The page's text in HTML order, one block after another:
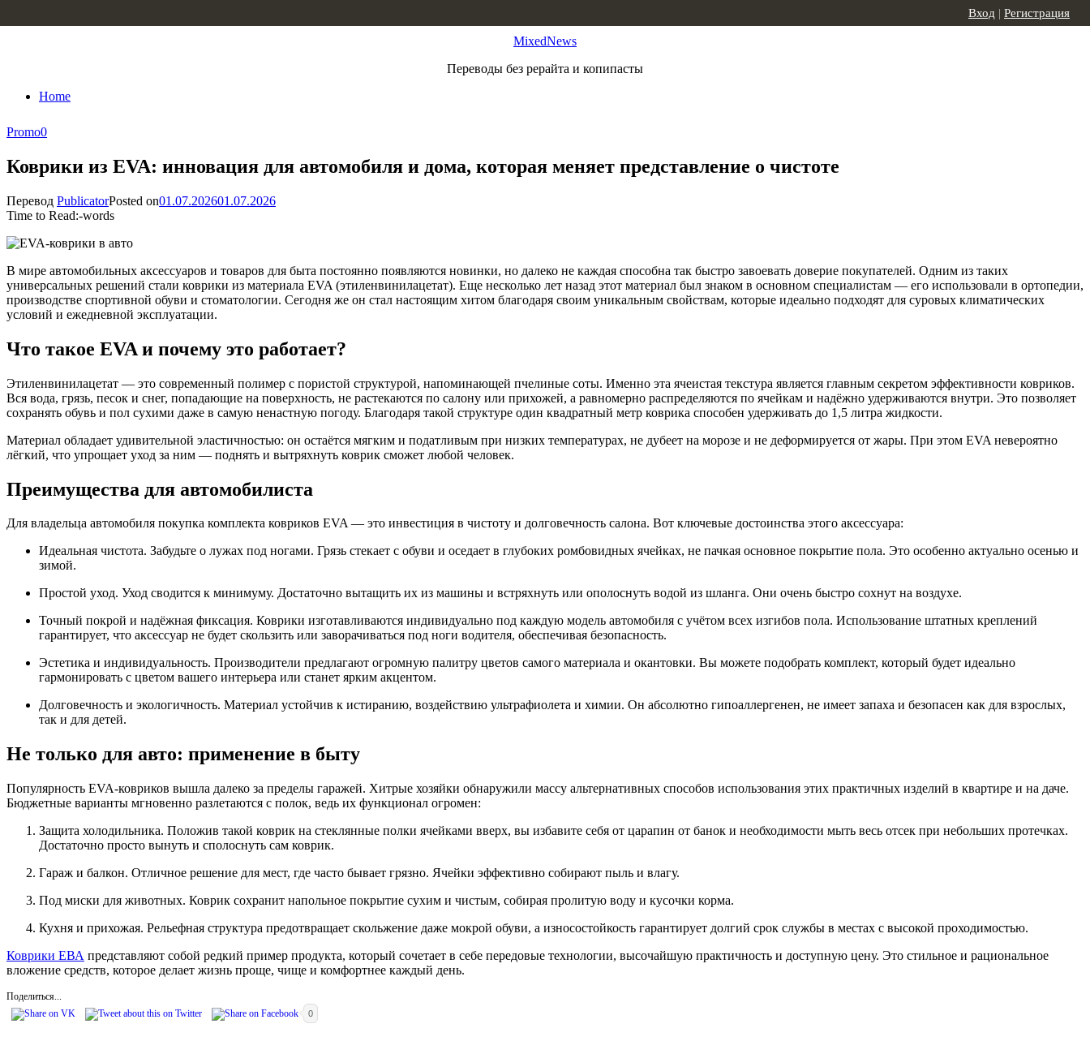
MixedNews
Переводы без рерайта и копипасты
Home
Вход | Регистрация
Promo0
Коврики из EVA: инновация для автомобиля и дома, которая меняет представление о чистоте
Перевод PublicatorPosted on01.07.202601.07.2026
Time to Read:-words
В мире автомобильных аксессуаров и товаров для быта постоянно появляются новинки, но далеко не каждая способна так быстро завоевать доверие покупателей. Одним из таких
универсальных решений стали коврики из материала EVA (этиленвинилацетат). Еще несколько лет назад этот материал был знаком в основном специалистам — его использовали в ортопедии,
производстве спортивной обуви и стоматологии. Сегодня же он стал настоящим хитом благодаря своим уникальным свойствам, которые идеально подходят для суровых климатических
условий и ежедневной эксплуатации.
Что такое EVA и почему это работает?
Этиленвинилацетат — это современный полимер с пористой структурой, напоминающей пчелиные соты. Именно эта ячеистая текстура является главным секретом эффективности ковриков.
Вся вода, грязь, песок и снег, попадающие на поверхность, не растекаются по салону или прихожей, а равномерно распределяются по ячейкам и надёжно удерживаются внутри. Это позволяет
сохранять обувь и пол сухими даже в самую ненастную погоду. Благодаря такой структуре один квадратный метр коврика способен удерживать до 1,5 литра жидкости.
Материал обладает удивительной эластичностью: он остаётся мягким и податливым при низких температурах, не дубеет на морозе и не деформируется от жары. При этом EVA невероятно
лёгкий, что упрощает уход за ним — поднять и вытряхнуть коврик сможет любой человек.
Преимущества для автомобилиста
Для владельца автомобиля покупка комплекта ковриков EVA — это инвестиция в чистоту и долговечность салона. Вот ключевые достоинства этого аксессуара:
Идеальная чистота. Забудьте о лужах под ногами. Грязь стекает с обуви и оседает в глубоких ромбовидных ячейках, не пачкая основное покрытие пола. Это особенно актуально осенью и
зимой.
Простой уход. Уход сводится к минимуму. Достаточно вытащить их из машины и встряхнуть или ополоснуть водой из шланга. Они очень быстро сохнут на воздухе.
Точный покрой и надёжная фиксация. Коврики изготавливаются индивидуально под каждую модель автомобиля с учётом всех изгибов пола. Использование штатных креплений
гарантирует, что аксессуар не будет скользить или заворачиваться под ноги водителя, обеспечивая безопасность.
Эстетика и индивидуальность. Производители предлагают огромную палитру цветов самого материала и окантовки. Вы можете подобрать комплект, который будет идеально
гармонировать с цветом вашего интерьера или станет ярким акцентом.
Долговечность и экологичность. Материал устойчив к истиранию, воздействию ультрафиолета и химии. Он абсолютно гипоаллергенен, не имеет запаха и безопасен как для взрослых,
так и для детей.
Не только для авто: применение в быту
Популярность EVA-ковриков вышла далеко за пределы гаражей. Хитрые хозяйки обнаружили массу альтернативных способов использования этих практичных изделий в квартире и на даче.
Бюджетные варианты мгновенно разлетаются с полок, ведь их функционал огромен:
Защита холодильника. Положив такой коврик на стеклянные полки ячейками вверх, вы избавите себя от царапин от банок и необходимости мыть весь отсек при небольших протечках.
Достаточно просто вынуть и сполоснуть сам коврик.
Гараж и балкон. Отличное решение для мест, где часто бывает грязно. Ячейки эффективно собирают пыль и влагу.
Под миски для животных. Коврик сохранит напольное покрытие сухим и чистым, собирая пролитую воду и кусочки корма.
Кухня и прихожая. Рельефная структура предотвращает скольжение даже мокрой обуви, а износостойкость гарантирует долгий срок службы в местах с высокой проходимостью.
Коврики ЕВА представляют собой редкий пример продукта, который сочетает в себе передовые технологии, высочайшую практичность и доступную цену. Это стильное и рациональное
вложение средств, которое делает жизнь проще, чище и комфортнее каждый день.
Поделиться...
0